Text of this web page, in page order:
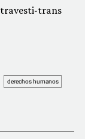
travesti-trans
derechos humanos